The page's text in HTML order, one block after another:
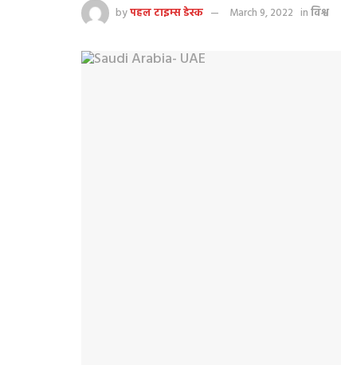
byपहल टाइम्स डेस्क March 9, 2022 inविश्व